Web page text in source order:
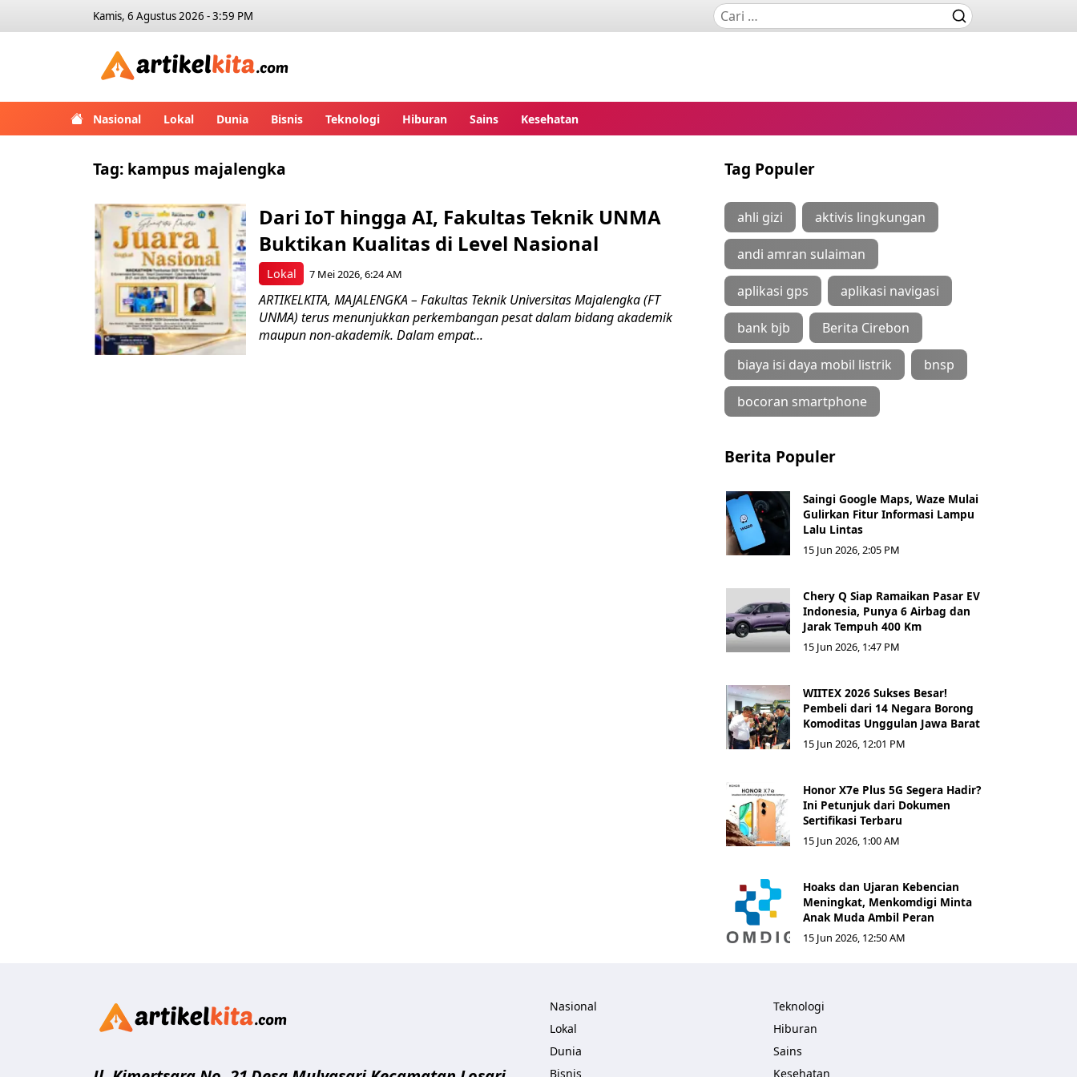
Kamis, 6 Agustus 2026 - 3:59 PM
Nasional Lokal Dunia Bisnis Teknologi Hiburan Sains Kesehatan
Tag: kampus majalengka
Lokal
Dari IoT hingga AI, Fakultas Teknik UNMA
Buktikan Kualitas di Level Nasional
7 Mei 2026, 6:24 AM
ARTIKELKITA, MAJALENGKA – Fakultas Teknik Universitas Majalengka (FT
UNMA) terus menunjukkan perkembangan pesat dalam bidang akademik
maupun non-akademik. Dalam empat...
Tag Populer
ahli gizi aktivis lingkungan
andi amran sulaiman
aplikasi gps aplikasi navigasi
bank bjb Berita Cirebon
biaya isi daya mobil listrik bnsp
bocoran smartphone
Berita Populer
Saingi Google Maps, Waze Mulai
Gulirkan Fitur Informasi Lampu
Lalu Lintas
15 Jun 2026, 2:05 PM
Chery Q Siap Ramaikan Pasar EV
Indonesia, Punya 6 Airbag dan
Jarak Tempuh 400 Km
15 Jun 2026, 1:47 PM
WIITEX 2026 Sukses Besar!
Pembeli dari 14 Negara Borong
Komoditas Unggulan Jawa Barat
15 Jun 2026, 12:01 PM
Honor X7e Plus 5G Segera Hadir?
Ini Petunjuk dari Dokumen
Sertifikasi Terbaru
15 Jun 2026, 1:00 AM
Hoaks dan Ujaran Kebencian
Meningkat, Menkomdigi Minta
Anak Muda Ambil Peran
15 Jun 2026, 12:50 AM
Nasional
Lokal
Dunia
Bisnis
Teknologi
Hiburan
Sains
Kesehatan